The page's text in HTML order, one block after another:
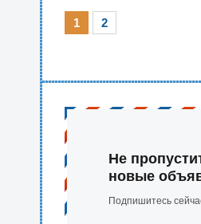
1 2
Не
новые
Подпишитесь